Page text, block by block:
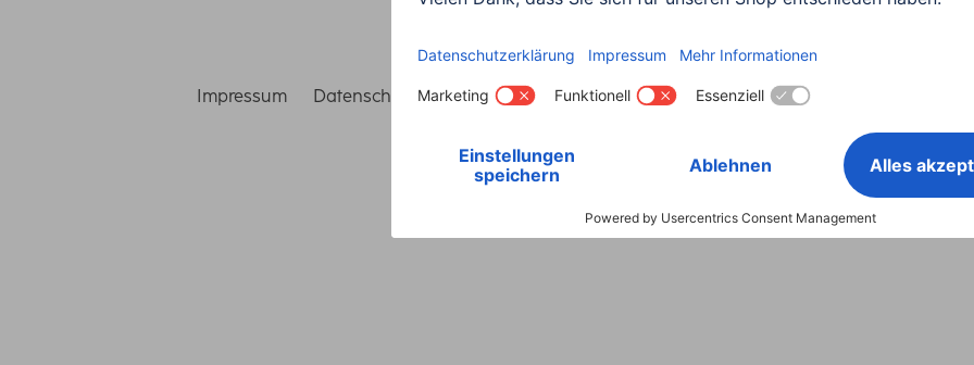
Land wählen
Impressum Datenschutz Garantiebestimmungen Konformitätserklärungen